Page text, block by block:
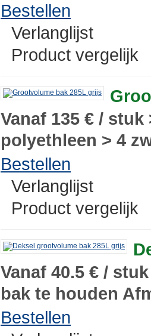
Bestellen
Verlanglijst
Product vergelijk
Vanaf 135 € /
polyethleen > 4
Bestellen
Verlanglijst
Product vergelijk
Vanaf 40.5 € /
bak te houden
Bestellen